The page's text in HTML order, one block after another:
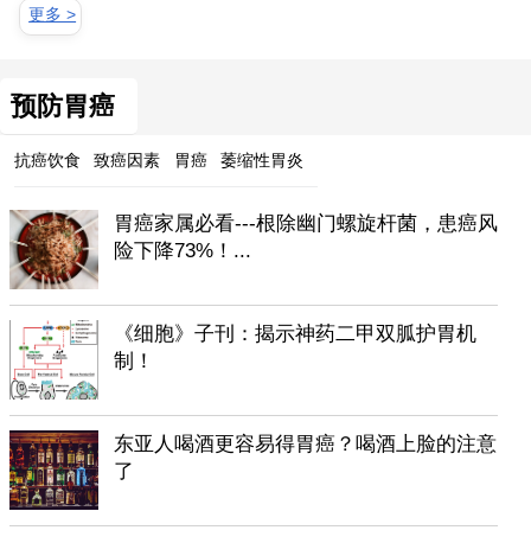
更多 >
预防胃癌
抗癌饮食 致癌因素 胃癌 萎缩性胃炎
胃癌家属必看---根除幽门螺旋杆菌，患癌风
险下降73%！...
《细胞》子刊：揭示神药二甲双胍护胃机
制！
东亚人喝酒更容易得胃癌？喝酒上脸的注意
了